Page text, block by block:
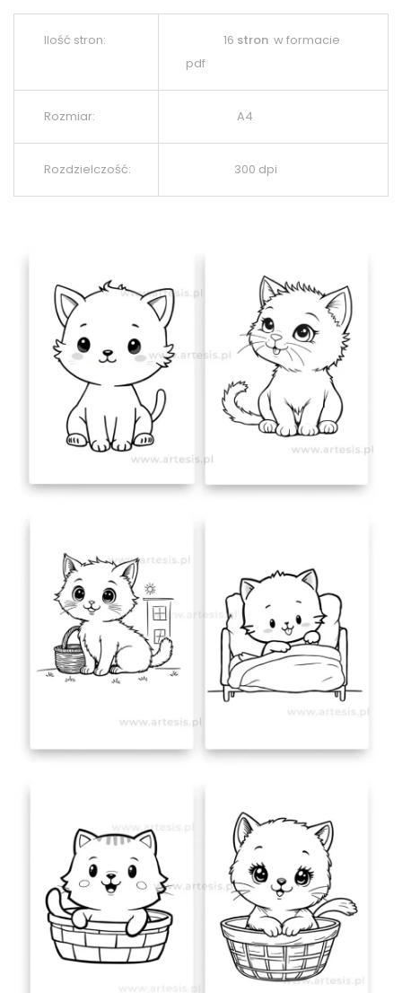
Ilość stron: 16 stron w formacie
pdf
Rozmiar: A4
Rozdzielczość: 300 dpi